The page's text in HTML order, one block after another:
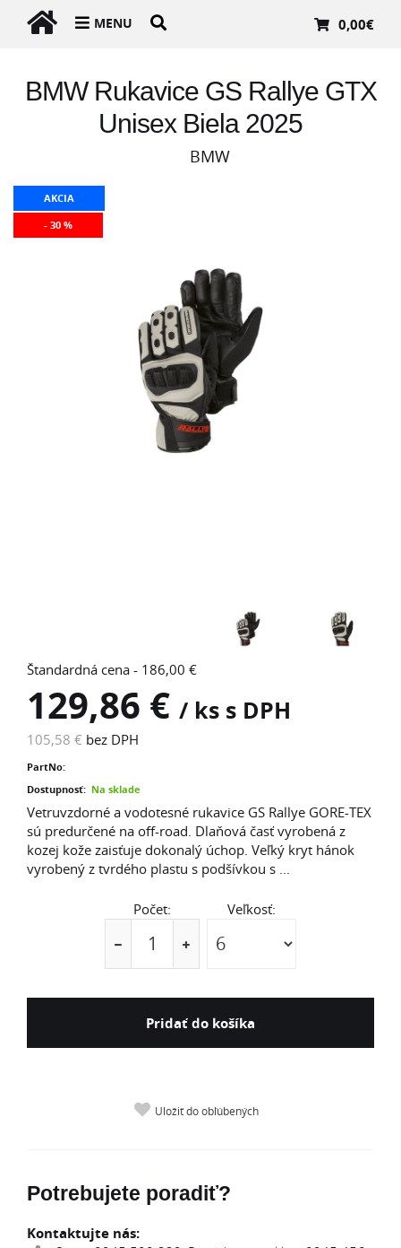
MENU 0,00€
BMW Rukavice GS Rallye GTX
Unisex Biela 2025
BMW
AKCIA
- 30 %
Štandardná cena - 186,00 €
129,86 € / ks s DPH
105,58 € bez DPH
PartNo:
Dostupnosť: Na sklade
Vetruvzdorné a vodotesné rukavice GS Rallye GORE-TEX
sú predurčené na off-road. Dlaňová časť vyrobená z
kozej kože zaisťuje dokonalý úchop. Veľký kryt hánok
vyrobený z tvrdého plastu s podšívkou s ...
Počet: Veľkosť:
Pridať do košíka
Uložiť do obľúbených
Potrebujete poradiť?
Kontaktujte nás: